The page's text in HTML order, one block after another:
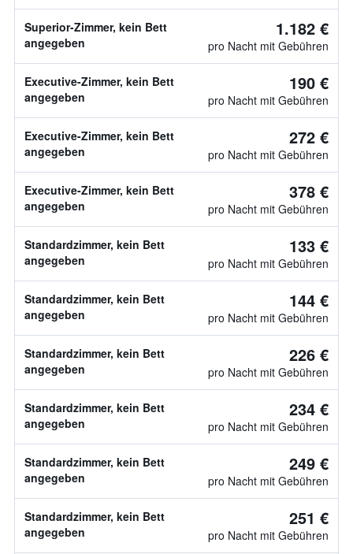
Superior-Zimmer, kein Bett
angegeben
1.182 €
pro Nacht mit Gebühren
Executive-Zimmer, kein Bett
angegeben
190 €
pro Nacht mit Gebühren
Executive-Zimmer, kein Bett
angegeben
272 €
pro Nacht mit Gebühren
Executive-Zimmer, kein Bett
angegeben
378 €
pro Nacht mit Gebühren
Standardzimmer, kein Bett
angegeben
133 €
pro Nacht mit Gebühren
Standardzimmer, kein Bett
angegeben
144 €
pro Nacht mit Gebühren
Standardzimmer, kein Bett
angegeben
226 €
pro Nacht mit Gebühren
Standardzimmer, kein Bett
angegeben
234 €
pro Nacht mit Gebühren
Standardzimmer, kein Bett
angegeben
249 €
pro Nacht mit Gebühren
Standardzimmer, kein Bett
angegeben
251 €
pro Nacht mit Gebühren